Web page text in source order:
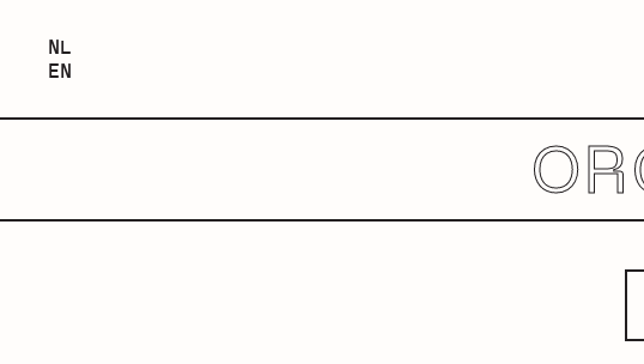
NEDERLANDS
NL
ENGLISH
EN